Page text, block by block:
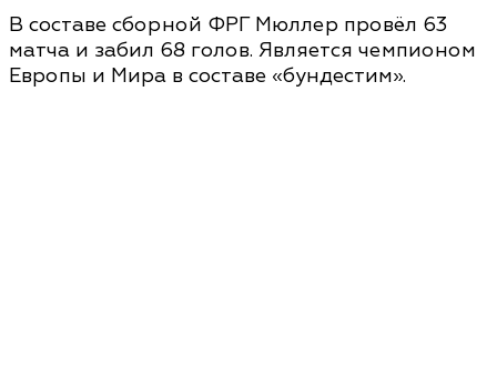
В составе сборной ФРГ Мюллер провёл 63
матча и забил 68 голов. Является чемпионом
Европы и Мира в составе «бундестим».